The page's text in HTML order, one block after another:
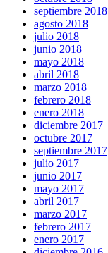
septiembre 2018
agosto 2018
julio 2018
junio 2018
mayo 2018
abril 2018
marzo 2018
febrero 2018
enero 2018
diciembre 2017
octubre 2017
septiembre 2017
julio 2017
junio 2017
mayo 2017
abril 2017
marzo 2017
febrero 2017
enero 2017